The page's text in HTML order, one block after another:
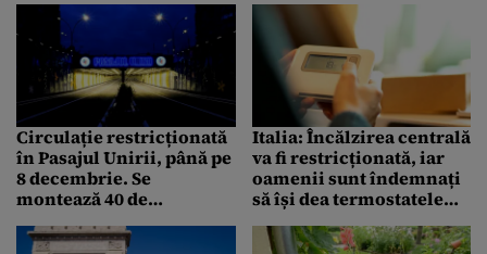
bretele adiacente Pieței
Constituției
Circulație restricționată
în Pasajul Unirii, până pe
8 decembrie. Se
montează 40 de
de stingătoare
Italia: Încălzirea centrală
va fi restricționată, iar
oamenii sunt îndemnați
să își dea termostatele